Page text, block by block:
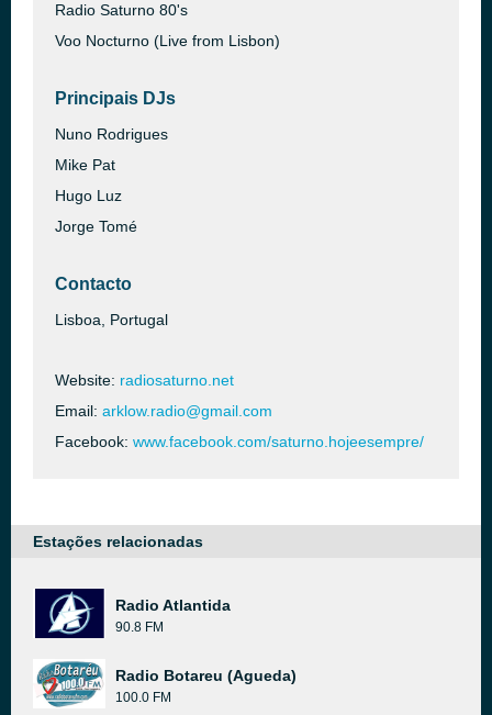
Radio Saturno 80's
Voo Nocturno (Live from Lisbon)
Principais DJs
Nuno Rodrigues
Mike Pat
Hugo Luz
Jorge Tomé
Contacto
Lisboa, Portugal
Website: radiosaturno.net
Email: arklow.radio@gmail.com
Facebook: www.facebook.com/saturno.hojeesempre/
Estações relacionadas
Radio Atlantida
90.8 FM
Radio Botareu (Agueda)
100.0 FM